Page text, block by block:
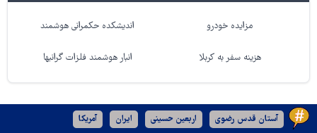
مزایده خودرو اندیشکده حکمرانی هوشمند
هزینه سفر به کربلا انبار هوشمند فلزات گرانبها
آستان قدس رضوی اربعین حسینی ایران آمریکا